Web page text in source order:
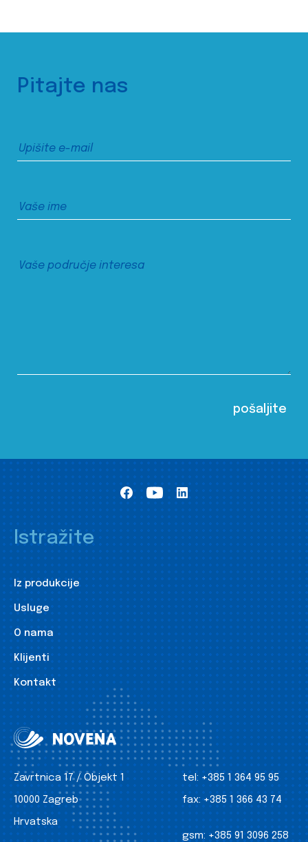
Pitajte nas
Istražite
Iz produkcije
Usluge
O nama
Klijenti
Kontakt
Zavrtnica 17 / Objekt 1
10000 Zagreb
Hrvatska
tel: +385 1 364 95 95
fax: +385 1 366 43 74
gsm: +385 91 3096 258